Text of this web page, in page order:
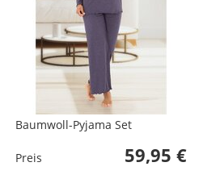
Baumwoll-Pyjama Set
Preis 59,95 €